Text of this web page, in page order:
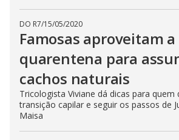
DO R7/15/05/2020
Famosas aproveitam a
quarentena para
cachos naturais
Tricologista Viviane dá dicas para quem
transição capilar e seguir os passos de
Maisa